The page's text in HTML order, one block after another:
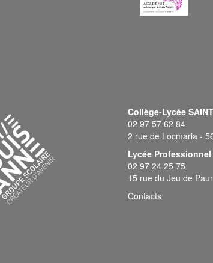
Collège-Lycée
02 97 57 62 84
2 rue de Locmaria -
Lycée Professionnel
02 97 24 25 75
15 rue du Jeu de
Contacts